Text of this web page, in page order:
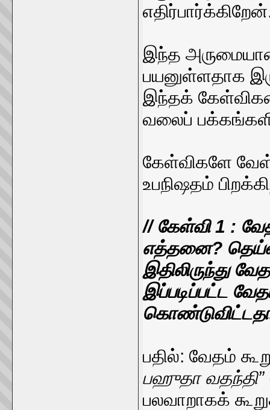
இந்த
பயனுள்ளதாக
இந்தக்
வலைப்
கேள்விகளே
உபநிஷதம்
// கேள்வி 1 :
எத்தனை?
இதிலிருந்து
இப்படிப்பட்ட
பதில்: வேதம்
பஹுதா வதந்தி”
பலவாறாகக்